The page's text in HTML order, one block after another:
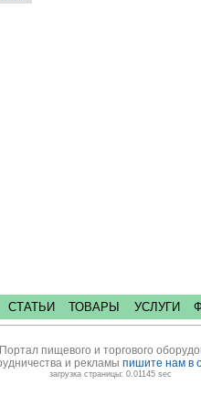
СТАТЬИ ТОВАРЫ УСЛУГИ
пищевого и торгового
и рекламы пишите нам в
загрузка страницы: 0.01145 sec